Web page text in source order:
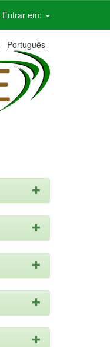
Entrar em:
Português